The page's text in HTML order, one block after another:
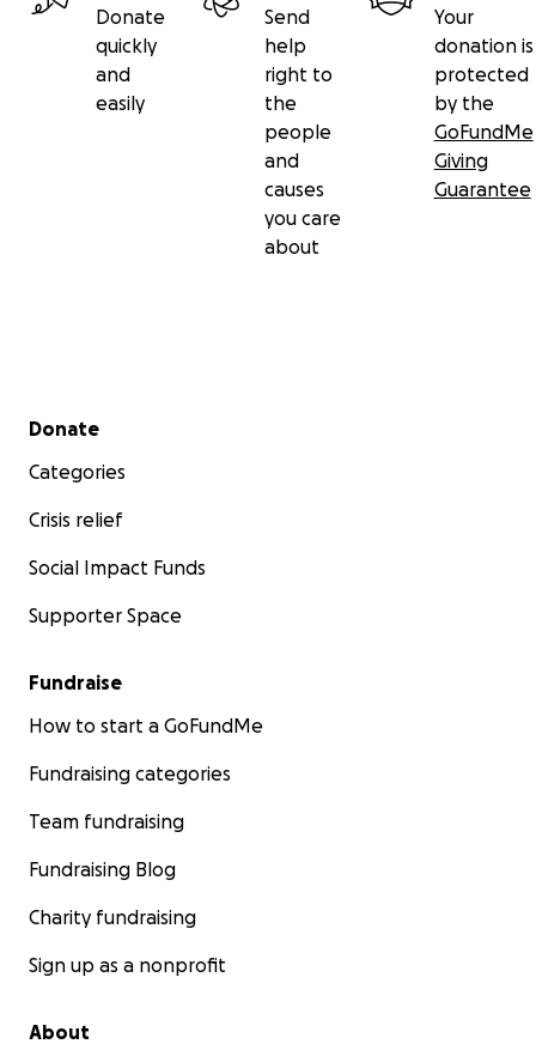
Donate
quickly
and
easily
Send
help
right to
the
people
and
causes
you care
about
Your
donation is
protected
by the
GoFundMe
Giving
Guarantee
Secondary menu
Donate
Categories
Crisis relief
Social Impact Funds
Supporter Space
Fundraise
How to start a GoFundMe
Fundraising categories
Team fundraising
Fundraising Blog
Charity fundraising
Sign up as a nonprofit
About